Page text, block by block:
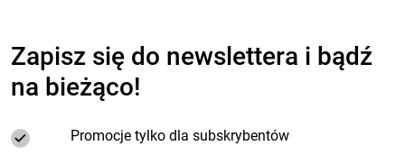
Zapisz się do newslettera i bądź
na bieżąco!
Promocje tylko dla subskrybentów